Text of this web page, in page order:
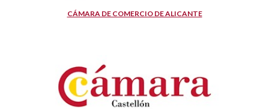
CÁMARA DE COMERCIO DE ALICANTE